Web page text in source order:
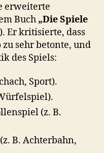
erweiterte
Buch „Die Spiele
Er kritisierte, dass
sehr betonte, und
des Spiels:
Sport).
(z. B.
B. Achterbahn,